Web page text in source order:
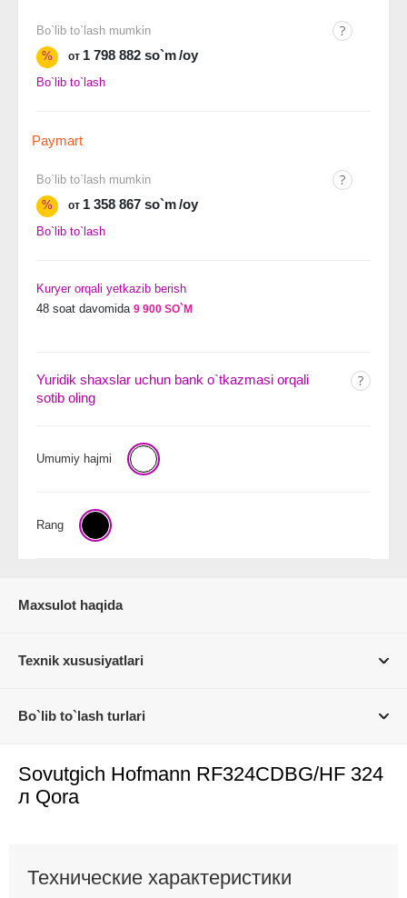
Bo`lib to`lash mumkin
%
от 1 798 882 so`m/oy
Bo`lib to`lash
Paymart
Bo`lib to`lash mumkin
%
от 1 358 867 so`m/oy
Bo`lib to`lash
Kuryer orqali yetkazib berish
48 soat davomida 9 900 SO`M
Yuridik shaxslar uchun bank o`tkazmasi orqali
sotib oling
Umumiy hajmi
Rang
Maxsulot haqida
Texnik xususiyatlari
Bo`lib to`lash turlari
Sovutgich Hofmann RF324CDBG/HF 324
л Qora
Технические характеристики